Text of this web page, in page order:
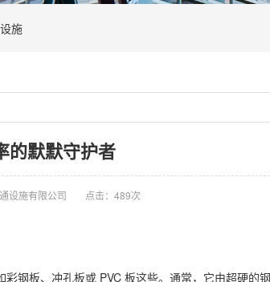
施
的默默守护者
设施有限公司 点击：489次
钢板、冲孔板或 PVC 板这些。通常，它由超硬的